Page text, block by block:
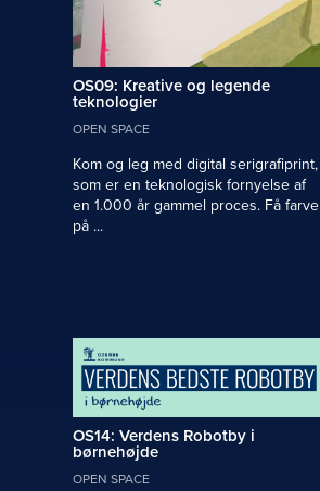
OS09: Kreative og legende
teknologier
OPEN SPACE
Kom og leg med digital serigrafiprint,
som er en teknologisk fornyelse af
en 1.000 år gammel proces. Få farve
på ...
OS14: Verdens Robotby i
børnehøjde
OPEN SPACE